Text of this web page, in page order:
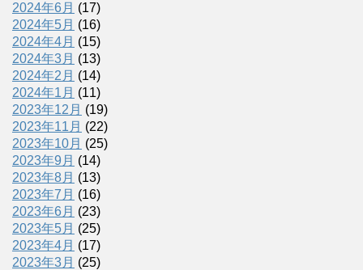
2024年6月 (17)
2024年5月 (16)
2024年4月 (15)
2024年3月 (13)
2024年2月 (14)
2024年1月 (11)
2023年12月 (19)
2023年11月 (22)
2023年10月 (25)
2023年9月 (14)
2023年8月 (13)
2023年7月 (16)
2023年6月 (23)
2023年5月 (25)
2023年4月 (17)
2023年3月 (25)